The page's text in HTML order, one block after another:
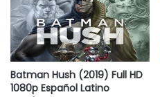
Batman Hush (2019) Full HD
1080p Español Latino